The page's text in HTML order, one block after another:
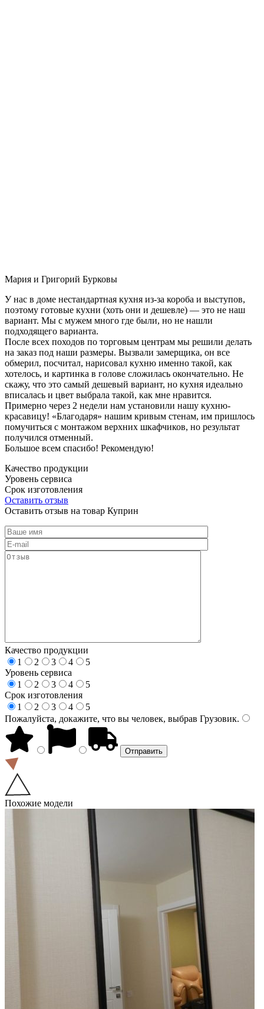
Мария и Григорий Бурковы
У нас в доме нестандартная кухня из-за короба и выступов,
поэтому готовые кухни (хоть они и дешевле) — это не наш
вариант. Мы с мужем много где были, но не нашли
подходящего варианта.
После всех походов по торговым центрам мы решили делать
на заказ под наши размеры. Вызвали замерщика, он все
обмерил, посчитал, нарисовал кухню именно такой, как
хотелось, и картинка в голове сложилась окончательно. Не
скажу, что это самый дешевый вариант, но кухня идеально
вписалась и цвет выбрала такой, как мне нравится.
Примерно через 2 недели нам установили нашу кухню-
красавицу! «Благодаря» нашим кривым стенам, им пришлось
помучиться с монтажом верхних шкафчиков, но результат
получился отменный.
Большое всем спасибо! Рекомендую!
Качество продукции
Уровень сервиса
Срок изготовления
Оставить отзыв
Оставить отзыв на товар Куприн
Качество продукции
1
2 3 4
5
Уровень сервиса
1
2 3 4
5
Срок изготовления
1
2 3 4
5
Пожалуйста, докажите, что вы человек, выбрав Грузовик.
Похожие модели